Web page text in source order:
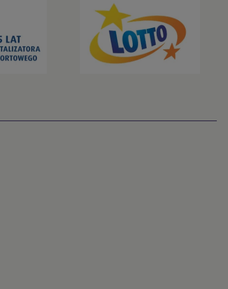
Piłka ręczna
Piłka wodna
Pływanie
Podnoszenie ciężarów